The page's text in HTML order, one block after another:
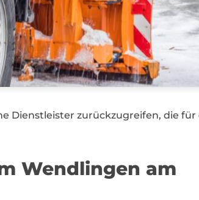
Dienstleister zurückzugreifen, die für
Wendlingen am